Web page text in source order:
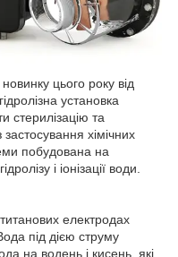
цього року від
установка
стерилізацію та
хімічних
побудована на
і іонізації води.
електродах
під дією струму
на водень і кисень, які